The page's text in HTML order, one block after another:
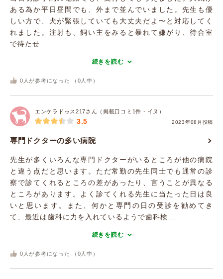
ある為か平日昼間でも、外まで並んでいました。先生も優
しい方で、犬が緊張していても大丈夫だよ〜と対応してく
れました。注射も、飼い主をみると暴れて嫌がり、待合室
で待たせ...
続きを読む
0 人が参考になった （ 0 人中）
エンケラドゥス217さん（掲載口コミ1件・イヌ）
2023年08月投稿
3.5
専門ドクターの多い病院
先生が多くいろんな専門ドクターがいるところが他の病院
と違う点だと思います。ただ常勤の先生同士でも通常の診
察で診てくれるところの差があったり、言うことが異なる
ところがあります。よく診てくれる先生に当たった日は良
いと思います。また、何かと専門の日の受診を勧めてき
て、最近は歯科に力を入れているようで歯科検...
続きを読む
0 人が参考になった （ 0 人中）